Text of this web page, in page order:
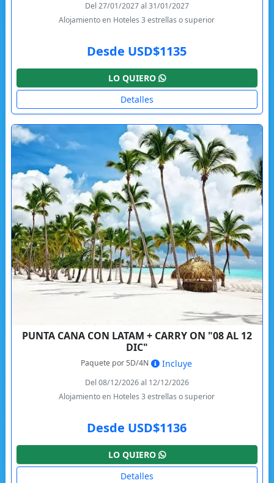
Del 27/01/2027 al 31/01/2027
Alojamiento en Hoteles 3 estrellas o superior
Desde USD$1135
LO QUIERO
Detalles
PUNTA CANA CON LATAM + CARRY ON "08 AL 12
DIC"
Paquete por 5D/4N Incluye
Del 08/12/2026 al 12/12/2026
Alojamiento en Hoteles 3 estrellas o superior
Desde USD$1136
LO QUIERO
Detalles